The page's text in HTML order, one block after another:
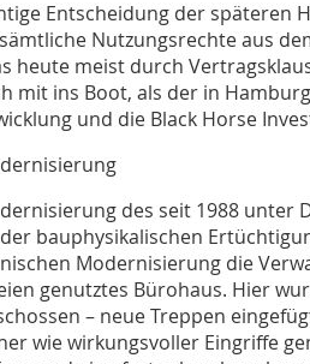
Entscheidung der späteren
Nutzungsrechte aus
heute meist durch
mit ins Boot, als der in
und die Black Horse
des seit 1988 unter
bauphysikalischen
Modernisierung die
genutztes Bürohaus. Hier
– neue Treppen
wie wirkungsvoller Eingriffe